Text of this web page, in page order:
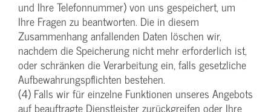
und Ihre Telefonnummer) von uns gespeichert, um
Ihre Fragen zu beantworten. Die in diesem
Zusammenhang anfallenden Daten löschen wir,
nachdem die Speicherung nicht mehr erforderlich ist,
oder schränken die Verarbeitung ein, falls gesetzliche
Aufbewahrungspflichten bestehen.
(4) Falls wir für einzelne Funktionen unseres Angebots
auf beauftragte Dienstleister zurückgreifen oder Ihre